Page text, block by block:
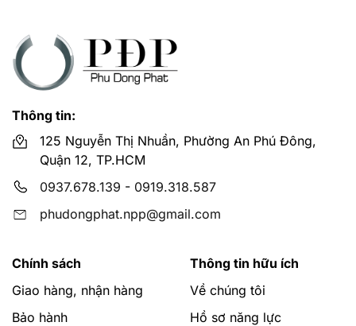
Thông tin:
125 Nguyễn Thị Nhuần, Phường An Phú Đông,
Quận 12, TP.HCM
0937.678.139 - 0919.318.587
phudongphat.npp@gmail.com
Chính sách
Giao hàng, nhận hàng
Bảo hành
Thông tin hữu ích
Về chúng tôi
Hồ sơ năng lực